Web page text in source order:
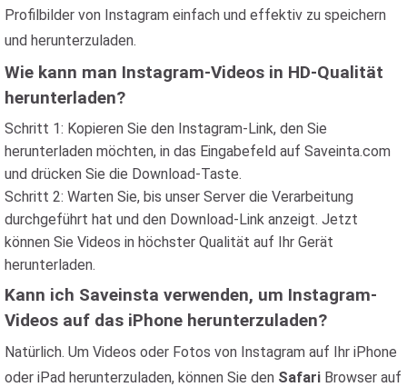
Profilbilder von Instagram einfach und effektiv zu speichern
und herunterzuladen.
Wie kann man Instagram-Videos in HD-Qualität
herunterladen?
Schritt 1: Kopieren Sie den Instagram-Link, den Sie
herunterladen möchten, in das Eingabefeld auf Saveinta.com
und drücken Sie die Download-Taste.
Schritt 2: Warten Sie, bis unser Server die Verarbeitung
durchgeführt hat und den Download-Link anzeigt. Jetzt
können Sie Videos in höchster Qualität auf Ihr Gerät
herunterladen.
Kann ich Saveinsta verwenden, um Instagram-
Videos auf das iPhone herunterzuladen?
Natürlich. Um Videos oder Fotos von Instagram auf Ihr iPhone
oder iPad herunterzuladen, können Sie den Safari Browser auf